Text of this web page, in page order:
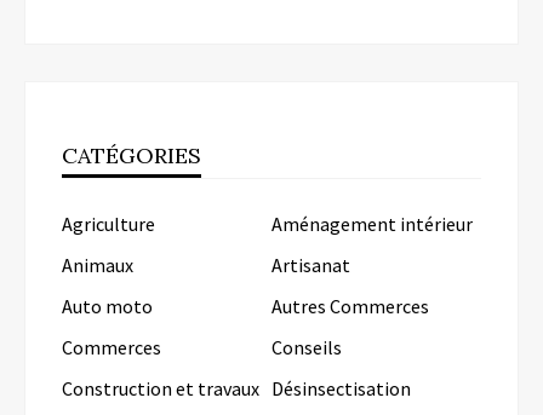
CATÉGORIES
Agriculture
Aménagement intérieur
Animaux
Artisanat
Auto moto
Autres Commerces
Commerces
Conseils
Construction et travaux Désinsectisation